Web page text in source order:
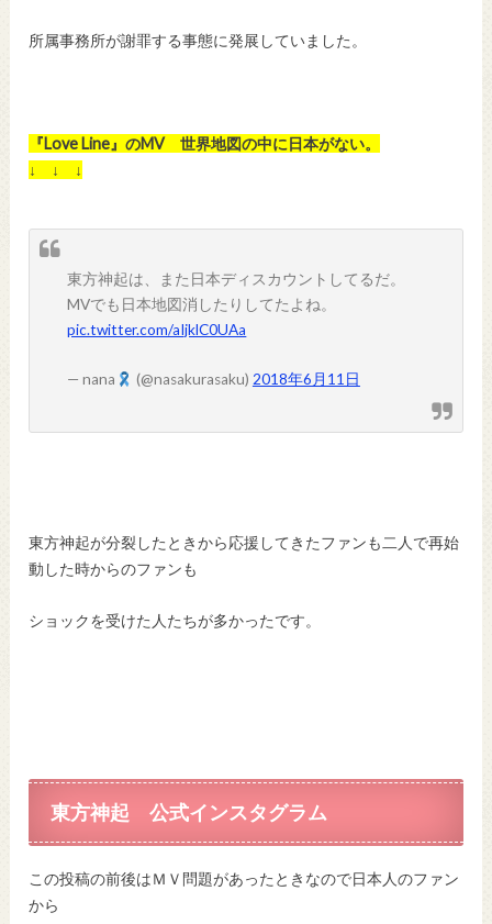
所属事務所が謝罪する事態に発展していました。
『Love Line』のMV 世界地図の中に日本がない。
↓ ↓ ↓
東方神起は、また日本ディスカウントしてるだ。
MVでも日本地図消したりしてたよね。
pic.twitter.com/aIjklC0UAa
— nana (@nasakurasaku) 2018年6月11日
東方神起が分裂したときから応援してきたファンも二人で再始
動した時からのファンも
ショックを受けた人たちが多かったです。
東方神起 公式インスタグラム
この投稿の前後はＭＶ問題があったときなので日本人のファン
から